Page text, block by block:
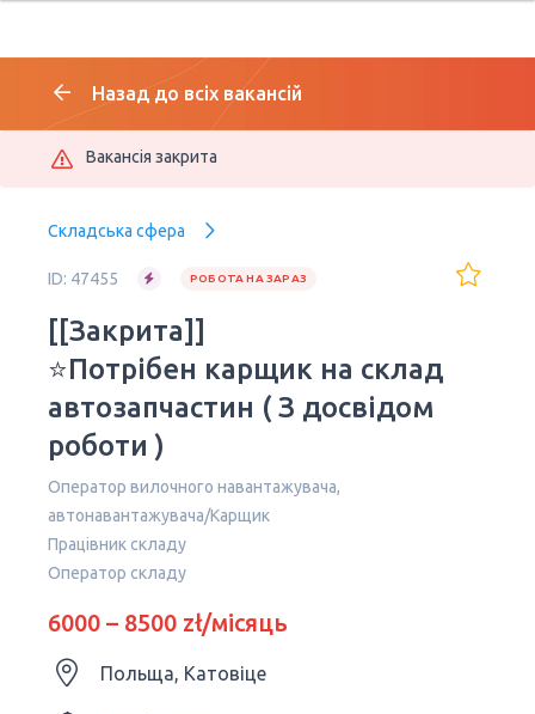
Назад до всіх вакансій
Вакансія закрита
Складська сфера
ID: 47455 РОБОТА НА ЗАРАЗ
[[Закрита]]
⭐Потрібен карщик на склад
автозапчастин ( З досвідом
роботи )
Оператор вилочного навантажувача,
автонавантажувача/Карщик
Працівник складу
Оператор складу
6000 – 8500 zł/місяць
Польща, Катовіце